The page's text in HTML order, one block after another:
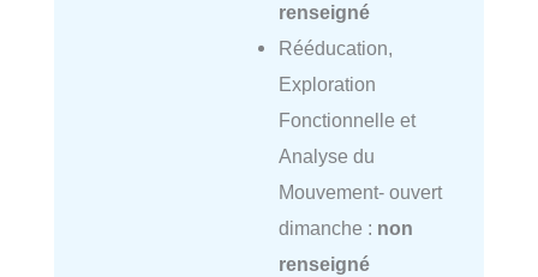
renseigné
Rééducation,
Exploration
Fonctionnelle et
Analyse du
Mouvement- ouvert
dimanche : non
renseigné